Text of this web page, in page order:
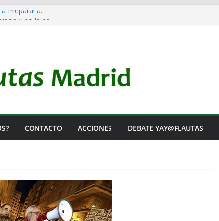
Prepararla.
CONTACTO ACCIONES DEBATE YAY@FLAUTAS